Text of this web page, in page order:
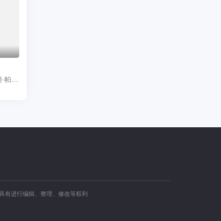
纳塔帕·宁吉拉瓦 纳帕特·帕查拉恰瓦雷 娜妮查·桑曼尼 帕纳功·拉克西里阿瑞 塔南·罗哈瓦塔那库 Tupthong·Suwanrakanont Tiranat·Kittisattho
有进行编辑、整理、修改等权利